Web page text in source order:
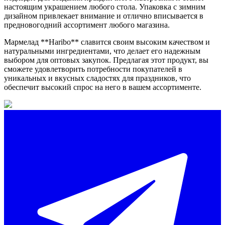
настоящим украшением любого стола. Упаковка с зимним
дизайном привлекает внимание и отлично вписывается в
предновогодний ассортимент любого магазина.
Мармелад **Haribo** славится своим высоким качеством и
натуральными ингредиентами, что делает его надежным
выбором для оптовых закупок. Предлагая этот продукт, вы
сможете удовлетворить потребности покупателей в
уникальных и вкусных сладостях для праздников, что
обеспечит высокий спрос на него в вашем ассортименте.